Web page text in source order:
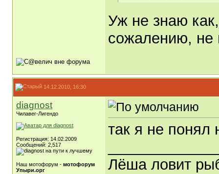
Уж не знаю
сожалению, не
14.12.2010, 16:30
diagnost
Чилавег-Лигендо
Регистрация: 14.02.2009
Сообщений: 2,517
Наш мотофорум - мотофорум
Упыри.орг
так я не понял
Лёша ловит